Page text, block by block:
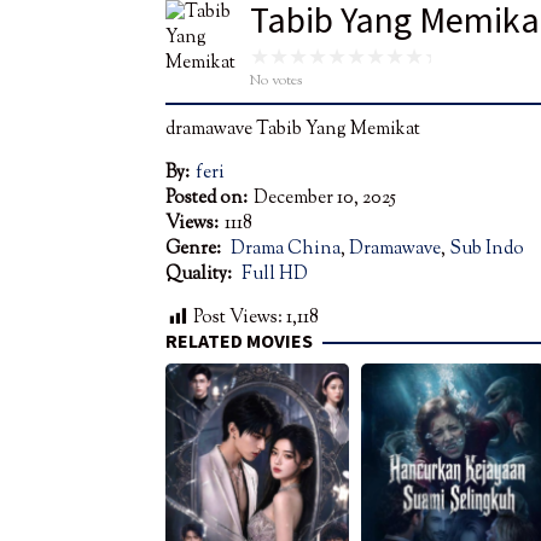
Tabib Yang
No votes
dramawave Tabib Yang Memikat
By: feri
Posted on: December 10, 2025
Views: 1118
Genre: Drama China,Dramawave, Sub Indo
Quality: Full HD
Post Views:1,118
RELATED MOVIES